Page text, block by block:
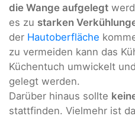
die Wange aufgelegt
es zu starken
der Hautoberfläche
zu vermeiden kann das
Küchentuch umwickelt
gelegt werden.
Darüber hinaus sollte
stattfinden. Vielmehr ist